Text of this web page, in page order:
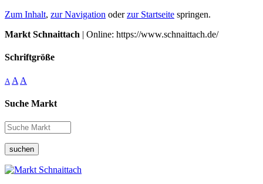
Zum Inhalt, zur Navigation oderzur Startseite springen.
Markt Schnaittach | Online: https://www.schnaittach.de/
Schriftgröße
A A A
Suche Markt
suchen